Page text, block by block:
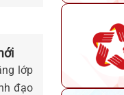
lớp
đạo